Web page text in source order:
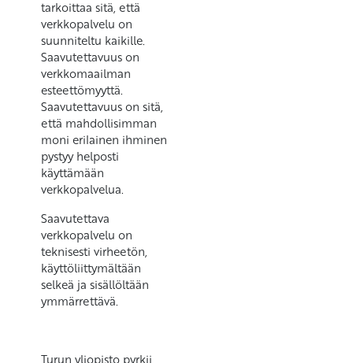
tarkoittaa sitä, että
verkkopalvelu on
suunniteltu kaikille.
Saavutettavuus on
verkkomaailman
esteettömyyttä.
Saavutettavuus on sitä,
että mahdollisimman
moni erilainen ihminen
pystyy helposti
käyttämään
verkkopalvelua.
Saavutettava
verkkopalvelu on
teknisesti virheetön,
käyttöliittymältään
selkeä ja sisällöltään
ymmärrettävä.
Turun yliopisto pyrkii